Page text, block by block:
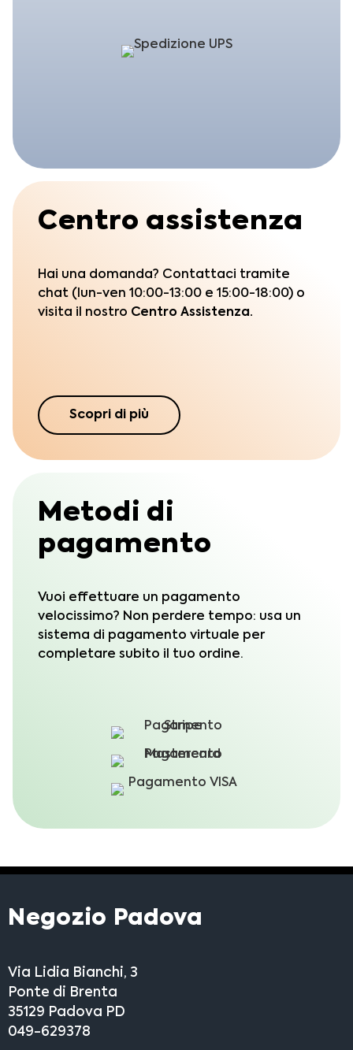
Centro assistenza
Hai una domanda? Contattaci tramite
chat (lun-ven 10:00-13:00 e 15:00-18:00) o
visita il nostro Centro Assistenza.
Scopri di più
Metodi di
pagamento
Vuoi effettuare un pagamento
velocissimo? Non perdere tempo: usa un
sistema di pagamento virtuale per
completare subito il tuo ordine.
Negozio Padova
Via Lidia Bianchi, 3
Ponte di Brenta
35129 Padova PD
049-629378